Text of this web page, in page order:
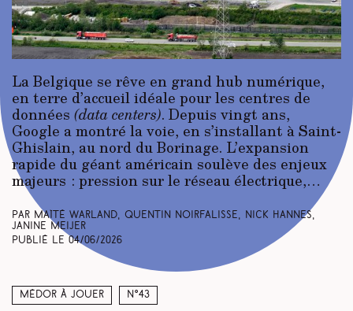
La Belgique se rêve en grand hub numérique,
en terre d’accueil idéale pour les centres de
données (data centers). Depuis vingt ans,
Google a montré la voie, en s’installant à Saint-
Ghislain, au nord du Borinage. L’expansion
rapide du géant américain soulève des enjeux
majeurs : pression sur le réseau électrique,…
Par Maïté Warland, Quentin Noirfalisse, Nick Hannes,
Janine Meijer
Publié le 04/06/2026
Médor à jouer N°43